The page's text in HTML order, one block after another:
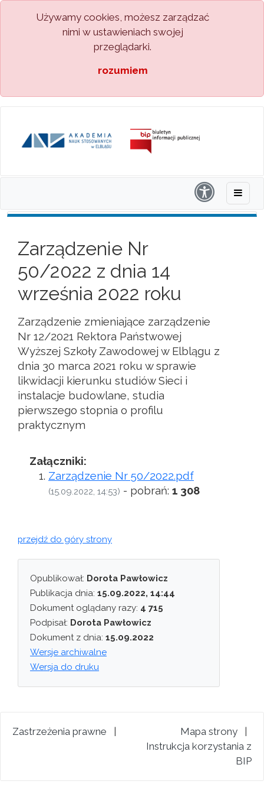
Używamy cookies, możesz zarządzać
nimi w ustawieniach swojej
przeglądarki.
rozumiem
Zarządzenie Nr
50/2022 z dnia 14
września 2022 roku
Zarządzenie zmieniające zarządzenie
Nr 12/2021 Rektora Państwowej
Wyższej Szkoły Zawodowej w Elblągu z
dnia 30 marca 2021 roku w sprawie
likwidacji kierunku studiów Sieci i
instalacje budowlane, studia
pierwszego stopnia o profilu
praktycznym
Załączniki:
Zarządzenie Nr 50/2022.pdf
(15.09.2022, 14:53) - pobrań: 1 308
przejdź do góry strony
Opublikował: Dorota Pawłowicz
Publikacja dnia: 15.09.2022, 14:44
Dokument oglądany razy: 4 715
Podpisał: Dorota Pawłowicz
Dokument z dnia: 15.09.2022
Wersje archiwalne
Wersja do druku
Zastrzeżenia prawne | Mapa strony |
Instrukcja korzystania z
BIP